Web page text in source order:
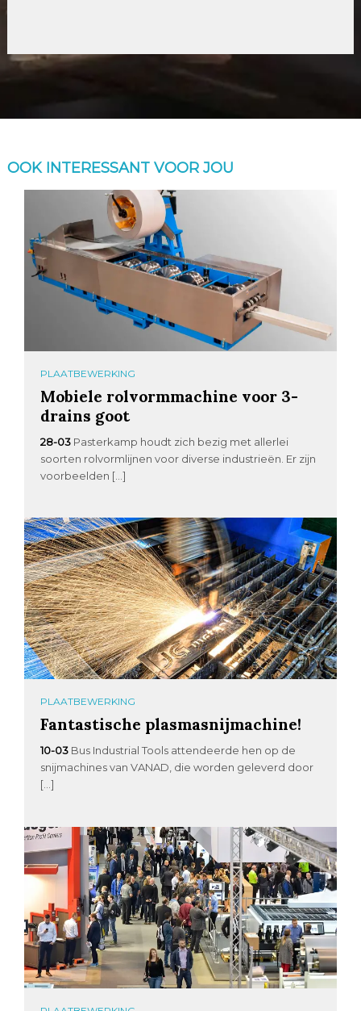
OOK INTERESSANT VOOR JOU
PLAATBEWERKING
Mobiele rolvormmachine voor 3-
drains goot
28-03 Pasterkamp houdt zich bezig met allerlei
soorten rolvormlijnen voor diverse industrieën. Er zijn
voorbeelden […]
PLAATBEWERKING
Fantastische plasmasnijmachine!
10-03 Bus Industrial Tools attendeerde hen op de
snijmachines van VANAD, die worden geleverd door
[…]